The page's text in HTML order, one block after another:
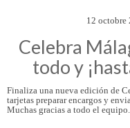
12 octobre
Celebra
todo y
Finaliza una nueva edición de
tarjetas preparar encargos y
Muchas gracias a todo el